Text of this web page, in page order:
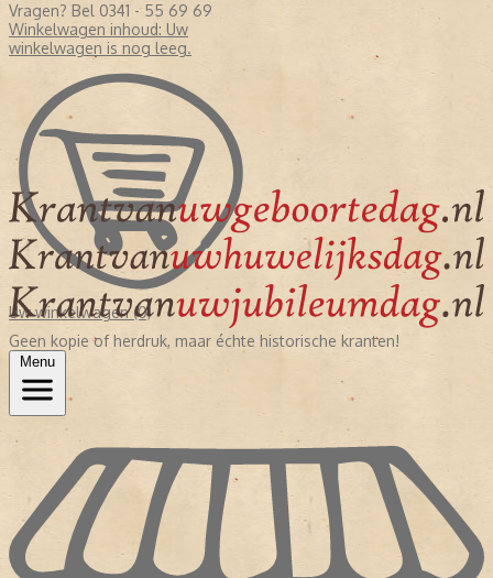
Vragen? Bel 0341 - 55 69 69
Winkelwagen inhoud: Uw
winkelwagen is nog leeg.
Uw winkelwagen (0)
Geen kopie of herdruk, maar échte historische kranten!
Menu